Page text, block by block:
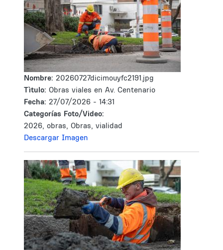
Nombre: 20260727dicimouyfc2191.jpg
Tìtulo: Obras viales en Av. Centenario
Fecha: 27/07/2026 - 14:31
Categorías Foto/Video:
2026, obras, Obras, vialidad
Descargar Imagen